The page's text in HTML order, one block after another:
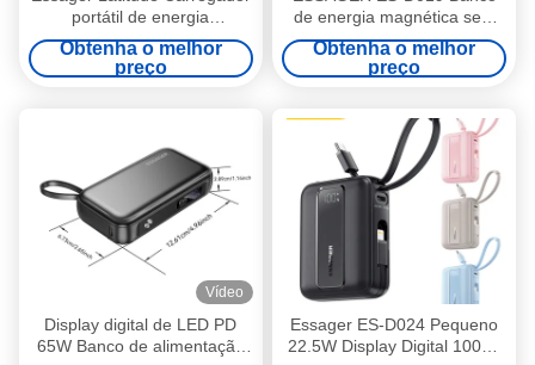
portátil de energia
20000mAh 3 saída 2 entrada
Obtenha o melhor
preço
de energia magnética sem
fios 10000mah Banco de
bateria
Obtenha o melhor
preço
Vídeo
Display digital de LED PD
65W Banco de alimentação
Essager ES-D024 Pequeno
22.5W Display Digital 10000